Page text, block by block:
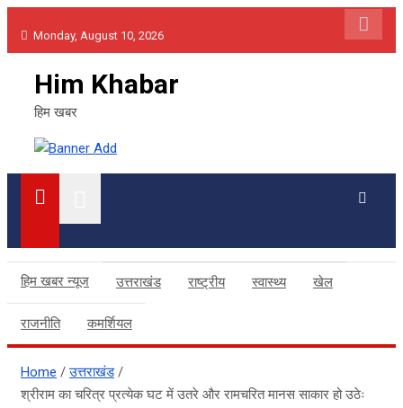
Monday, August 10, 2026
Him Khabar
हिम खबर
हिम खबर न्यूज उत्तराखंड राष्ट्रीय स्वास्थ्य खेल
राजनीति कमर्शियल
Home
उत्तराखंड
श्रीराम का चरित्र प्रत्येक घट में उतरे और रामचरित मानस साकार हो उठेः